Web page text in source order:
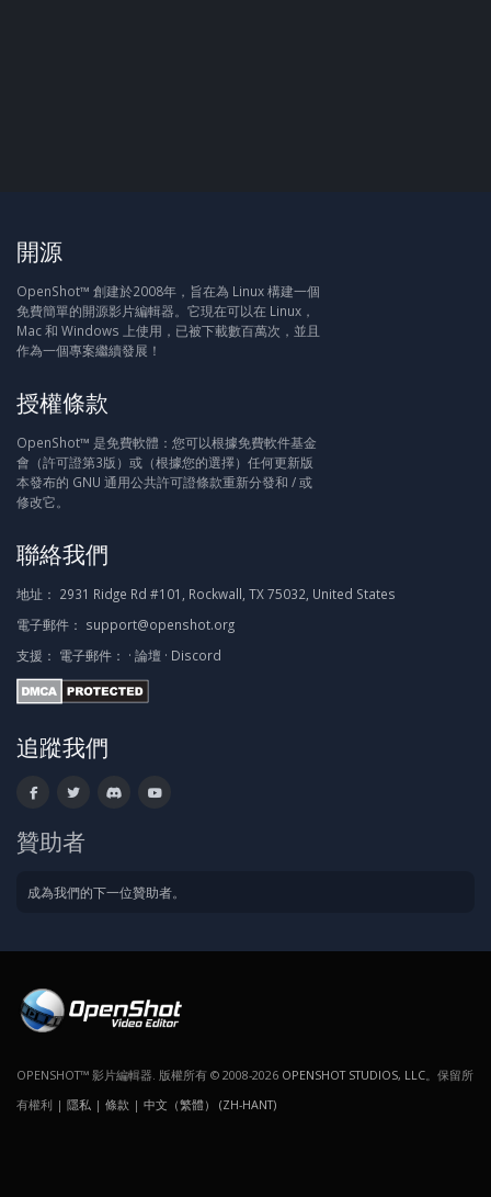
開源
OpenShot™ 創建於2008年，旨在為 Linux 構建一個
免費簡單的開源影片編輯器。它現在可以在 Linux，
Mac 和 Windows 上使用，已被下載數百萬次，並且
作為一個專案繼續發展！
授權條款
OpenShot™ 是免費軟體：您可以根據免費軟件基金
會（許可證第3版）或（根據您的選擇）任何更新版
本發布的 GNU 通用公共許可證條款重新分發和 / 或
修改它。
聯絡我們
地址： 2931 Ridge Rd #101, Rockwall, TX 75032, United States
電子郵件： support@openshot.org
支援： 電子郵件： · 論壇 · Discord
追蹤我們
贊助者
成為我們的下一位贊助者。
OPENSHOT™ 影片編輯器. 版權所有 © 2008-2026 OPENSHOT STUDIOS, LLC 。保留所
有權利 | 隱私 | 條款 | 中文（繁體） (ZH-HANT)